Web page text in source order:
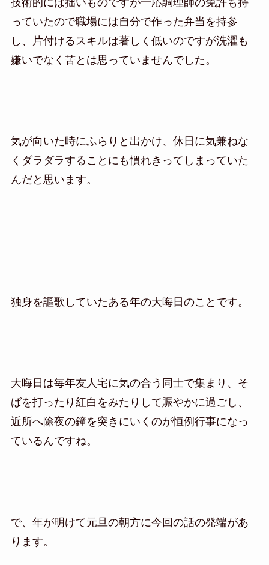
っていたので職場には自分で作った弁当を持参
し、片付けるスキルは著しく低いのですが洗濯も
嫌いでなく苦とは思っていませんでした。
気が向いた時にふらりと出かけ、休日に気兼ねな
くダラダラすることにも慣れきってしまっていた
んだと思います。
独身を謳歌していたある年の大晦日のことです。
大晦日は毎年友人宅に気の合う同士で集まり、そ
ばを打ったり紅白をみたりして賑やかに過ごし、
近所へ除夜の鐘を突きにいくのが恒例行事になっ
ているんですね。
で、年が明けて元旦の朝方に今回の話の発端があ
ります。